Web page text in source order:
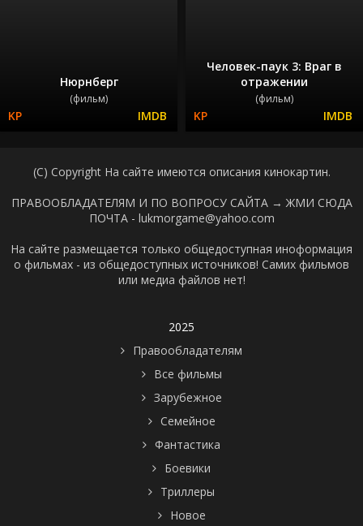
Нюрнберг
(фильм)
Человек-паук 3: Враг в
отражении
(фильм)
(C) Copyright На сайте имеются описания кинокартин.
ПРАВООБЛАДАТЕЛЯМ И ПО ВОПРОСУ САЙТА → ЖМИ СЮДА
ПОЧТА - lukmorgame@yahoo.com
На сайте размещается только общедоступная иноформация
о фильмах - из общедоступных источников! Самих фильмов
или медиа файлов нет!
2025
Правообладателям
Все фильмы
Зарубежное
Семейное
Фантастика
Боевики
Триллеры
Новое